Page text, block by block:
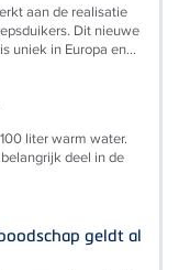
aan de realisatie
Dit nieuwe
uniek in Europa en...
liter warm water.
deel in de
geldt al